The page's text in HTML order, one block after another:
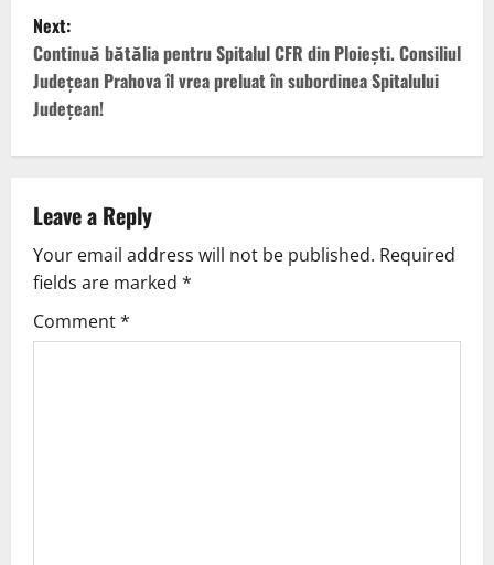
Next:
Continuă bătălia pentru Spitalul CFR din Ploiești. Consiliul
Județean Prahova îl vrea preluat în subordinea Spitalului
Județean!
Leave a Reply
Your email address will not be published. Required
fields are marked *
Comment*